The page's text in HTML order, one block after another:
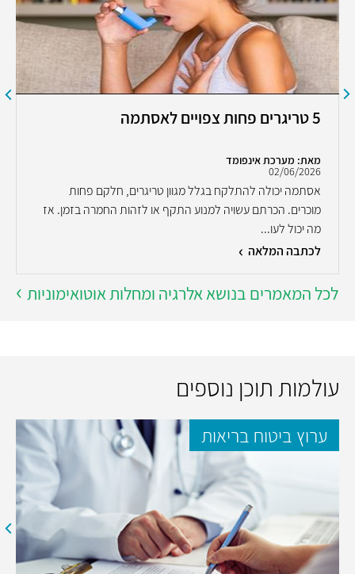
5 טריגרים פחות צפויים לאסתמה
מאת: מערכת אינפומד
02/06/2026
אסתמה יכולה להתלקח בגלל מגוון טריגרים, חלקם פחות
מוכרים. הכרתם עשויה למנוע התקף או לזהות החמרה בזמן. אז
מה יכול לעו...
לכתבה המלאה
לכל המאמרים בנושא אלרגיה ומחלות אוטואימוניות
עולמות תוכן נוספים
ערוץ ביטוח בריאות